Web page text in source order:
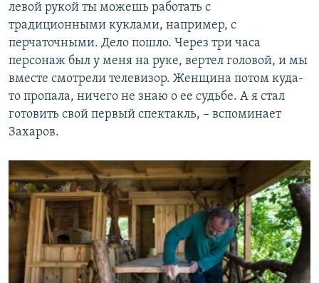
левой рукой ты можешь работать с
традиционными куклами, например, с
перчаточными. Дело пошло. Через три часа
персонаж был у меня на руке, вертел головой, и мы
вместе смотрели телевизор. Женщина потом куда-
то пропала, ничего не знаю о ее судьбе. А я стал
готовить свой первый спектакль, – вспоминает
Захаров.